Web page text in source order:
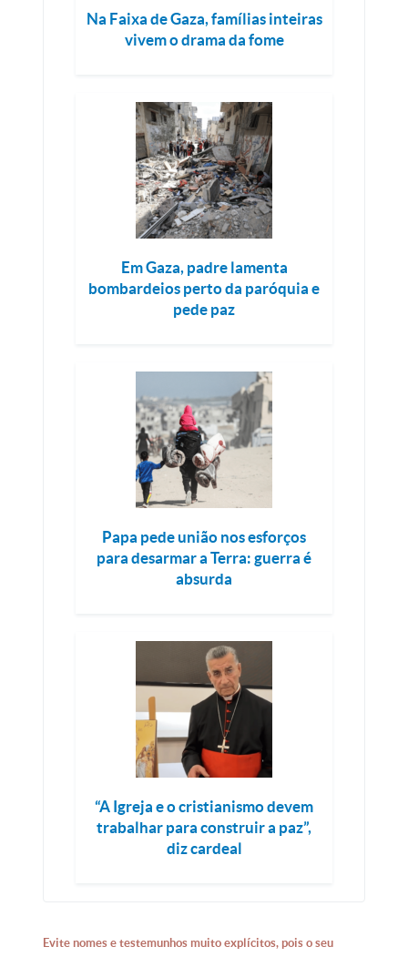
Na Faixa de Gaza, famílias inteiras
vivem o drama da fome
Em Gaza, padre lamenta
bombardeios perto da paróquia e
pede paz
Papa pede união nos esforços
para desarmar a Terra: guerra é
absurda
“A Igreja e o cristianismo devem
trabalhar para construir a paz”,
diz cardeal
Evite nomes e testemunhos muito explícitos, pois o seu